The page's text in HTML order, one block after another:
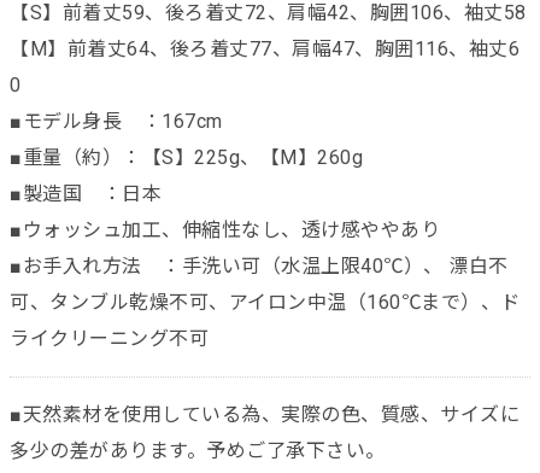
【S】前着丈59、後ろ着丈72、肩幅42、胸囲106、袖丈58
【M】前着丈64、後ろ着丈77、肩幅47、胸囲116、袖丈6
0
■モデル身長 ：167cm
■重量（約）：【S】225g、【M】260g
■製造国 ：日本
■ウォッシュ加工、伸縮性なし、透け感ややあり
■お手入れ方法 ：手洗い可（水温上限40℃）、 漂白不
可、タンブル乾燥不可、アイロン中温（160℃まで）、ド
ライクリーニング不可
■天然素材を使用している為、実際の色、質感、サイズに
多少の差があります。予めご了承下さい。